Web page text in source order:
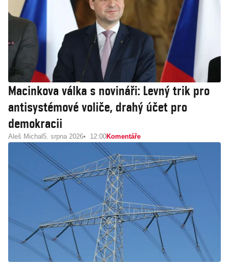
Macinkova válka s novináři: Levný trik pro
antisystémové voliče, drahý účet pro
demokracii
Aleš Michal 5. srpna 2026 12:00Komentáře